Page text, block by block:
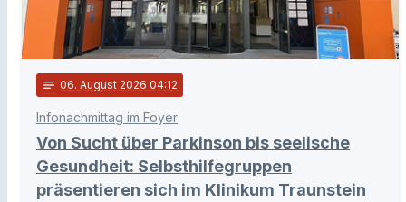
notes 06. August 2026 04:12
Infonachmittag im Foyer
Von Sucht über Parkinson bis seelische
Gesundheit: Selbsthilfegruppen
präsentieren sich im Klinikum Traunstein